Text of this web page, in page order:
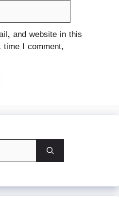
and website in this
time I comment.